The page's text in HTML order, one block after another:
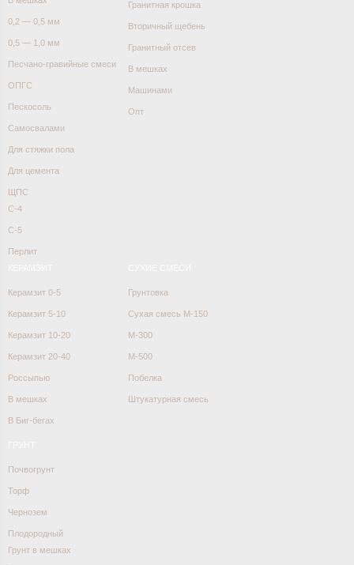
0,2 — 0,5 мм
0,5 — 1,0 мм
Песчано-гравийные смеси
ОПГС
Пескосоль
Самосвалами
Для стяжки пола
Для цемента
ЩПС
С-4
С-5
Перлит
Гранитная крошка
Вторичный щебень
Гранитный отсев
В мешках
Машинами
Опт
Керамзит 0-5
Керамзит 5-10
Керамзит 10-20
Керамзит 20-40
Россыпью
В мешках
В Биг-бегах
Почвогрунт
Торф
Чернозем
Плодородный
Грунт в мешках
Грунтовка
Сухая смесь М-150
М-300
М-500
Побелка
Штукатурная смесь